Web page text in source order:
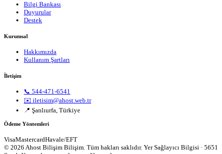
Bilgi Bankası
Duyurular
Destek
Kurumsal
Hakkımızda
Kullanım Şartları
İletişim
📞 544-471-6541
✉️ iletisim@ahost.web.tr
📍 Şanlıurfa, Türkiye
Ödeme Yöntemleri
VisaMastercardHavale/EFT
© 2026 Ahost Bilişim Bilişim. Tüm hakları saklıdır. Yer Sağlayıcı Bilgisi · 5651